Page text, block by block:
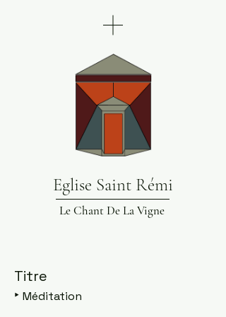
Eglise Saint Rémi
Le Chant De La Vigne
Titre
‣ Méditation